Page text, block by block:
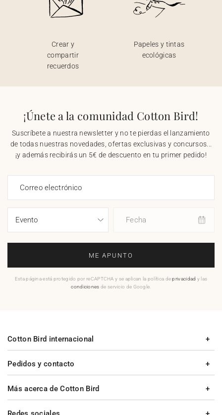
Crear y
compartir
recuerdos
Papeles y tintas
ecológicas
¡Únete a la comunidad Cotton Bird!
Suscríbete a nuestra newsletter y no te pierdas el lanzamiento
de todas nuestras novedades, ofertas exclusivas y concursos...
¡y además recibirás un 5€ de descuento en tu primer pedido!
Correo electrónico
Fecha
ME APUNTO
Esta página está protegido por reCAPTCHA y se aplican la política deprivacidad y las
condiciones de servicio de Google.
Pedidos y contacto
Más acerca de Cotton Bird
Cotton Bird internacional